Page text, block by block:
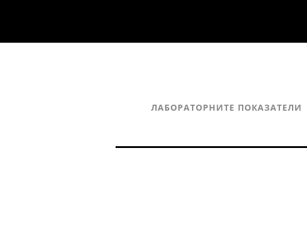
ЛАБОРАТОРНИТЕ ПОКАЗАТЕЛИ